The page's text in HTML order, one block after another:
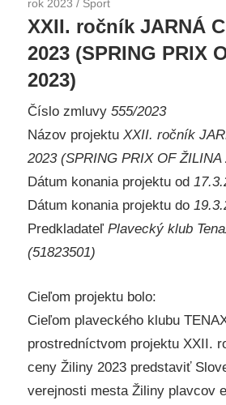
rok 2023 / Šport
XXII. ročník JARNÁ
2023 (SPRING PRIX
2023)
Číslo zmluvy 555/2023
Názov projektu XXII. ročník
2023 (SPRING PRIX OF ŽILINA
Dátum konania projektu od
Dátum konania projektu do
PredkladateľPlavecký klub
(51823501)
Cieľom projektu bolo:
Cieľom plaveckého klubu
prostredníctvom projektu XXII.
ceny Žiliny 2023 predstaviť
verejnosti mesta Žiliny plavcov